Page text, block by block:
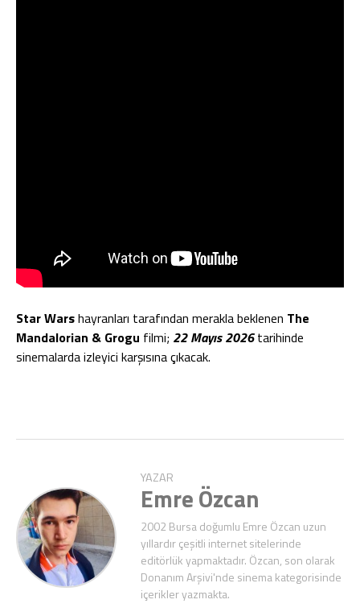
Star Warshayranları tarafından merakla beklenen The
Mandalorian & Grogu filmi; 22 Mayıs 2026tarihinde
sinemalarda izleyici karşısına çıkacak.
YAZAR
Emre Özcan
2002 Bursa doğumlu Emre Özcan uzun
yıllardır çeşitli internet sitelerinde
editörlük yapmaktadır. Özcan, son olarak
Donanım Arşivi'nde sinema kategorisinde
içerikler yazmakta.